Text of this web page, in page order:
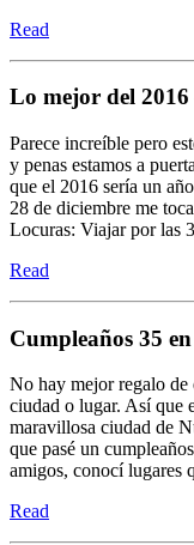
Read
Lo mejor del
Parece increíble pero
y penas estamos a
que el 2016 sería un
28 de diciembre me
Locuras: Viajar por las
Read
Cumpleaños 35
No hay mejor regalo de
ciudad o lugar. Así que
maravillosa ciudad de
que pasé un
amigos, conocí lugares
Read